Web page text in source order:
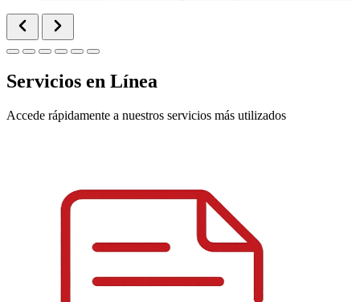
Servicios en Línea
Accede rápidamente a nuestros servicios más utilizados